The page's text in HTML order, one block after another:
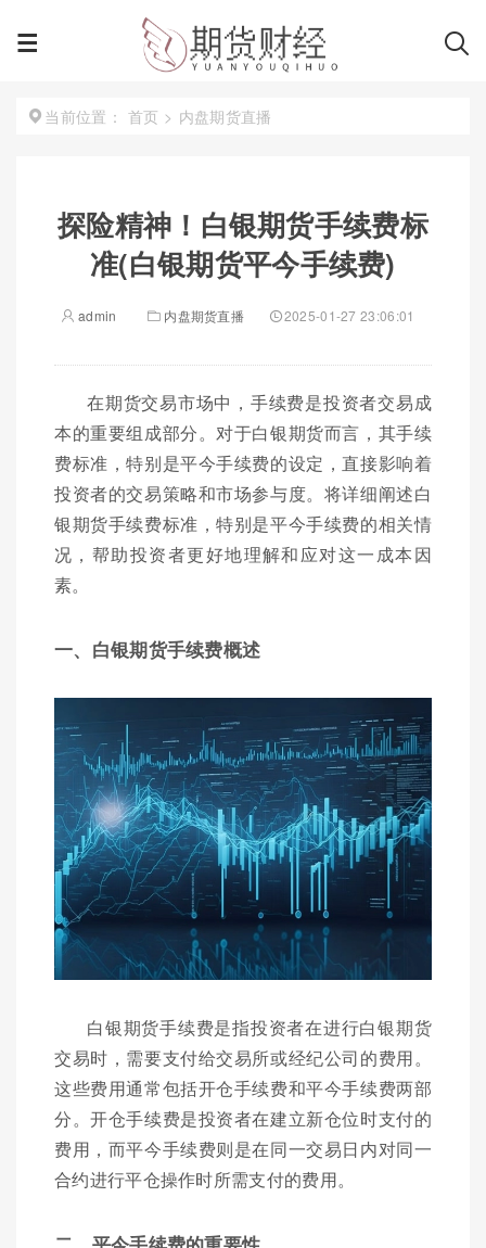
当前位置： 首页 > 内盘期货直播
探险精神！白银期货手续费标
准(白银期货平今手续费)
admin 内盘期货直播 2025-01-27 23:06:01
在期货交易市场中，手续费是投资者交易成
本的重要组成部分。对于白银期货而言，其手续
费标准，特别是平今手续费的设定，直接影响着
投资者的交易策略和市场参与度。将详细阐述白
银期货手续费标准，特别是平今手续费的相关情
况，帮助投资者更好地理解和应对这一成本因
素。
一、白银期货手续费概述
白银期货手续费是指投资者在进行白银期货
交易时，需要支付给交易所或经纪公司的费用。
这些费用通常包括开仓手续费和平今手续费两部
分。开仓手续费是投资者在建立新仓位时支付的
费用，而平今手续费则是在同一交易日内对同一
合约进行平仓操作时所需支付的费用。